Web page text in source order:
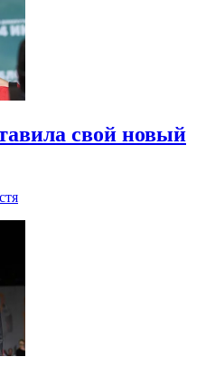
свой новый